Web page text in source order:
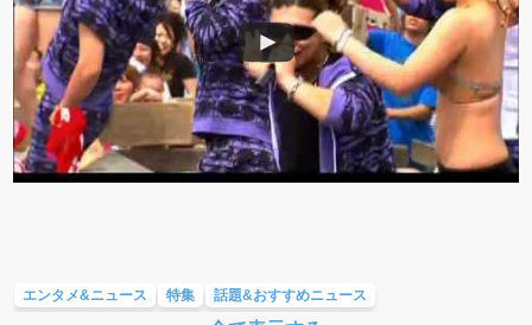
エンタメ&ニュース 特集 話題&おすすめニュース